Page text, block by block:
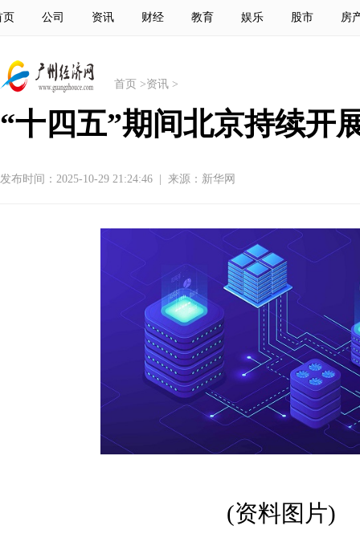
页 公司 资讯 财经 教育 娱乐 股市 房
首页 >资讯 >
“十四五”期间北京持续开
发布时间：2025-10-29 21:24:46 来源：新华网
(资料图片)